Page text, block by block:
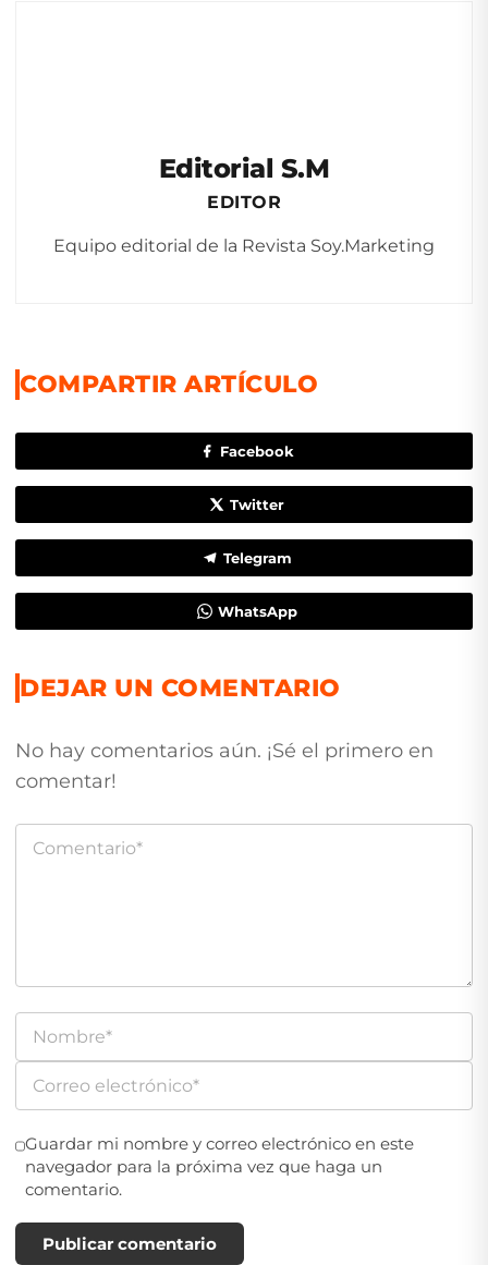
Editorial S.M
EDITOR
Equipo editorial de la Revista Soy.Marketing
COMPARTIR ARTÍCULO
Facebook
Twitter
Telegram
WhatsApp
DEJAR UN COMENTARIO
No hay comentarios aún. ¡Sé el primero en
comentar!
Guardar mi nombre y correo electrónico en este
navegador para la próxima vez que haga un
comentario.
Publicar comentario